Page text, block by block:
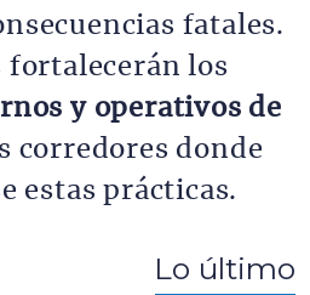
fatales.
fortalecerán los
y operativos de
corredores donde
estas prácticas.
Lo último